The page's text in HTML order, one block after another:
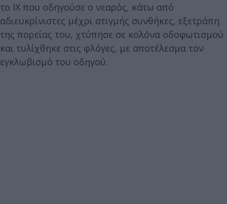
το ΙΧ που οδηγούσε ο νεαρός, κάτω από
αδιευκρίνιστες μέχρι στιγμής συνθήκες, εξετράπη
της πορείας του, χτύπησε σε κολόνα οδοφωτισμού
και τυλίχθηκε στις φλόγες, με αποτέλεσμα τον
εγκλωβισμό του οδηγού.